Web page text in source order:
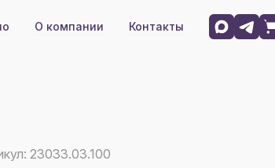
О компании Контакты
23033.03.100